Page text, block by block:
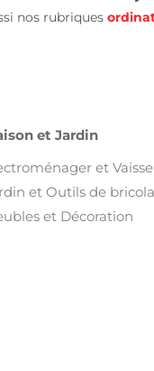
nos rubriques
et Jardin
et
et Outils de
et Décoration